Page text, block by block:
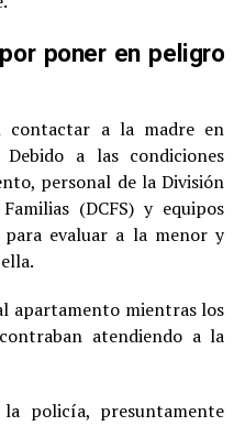
poner en peligro
contactar a la madre en
a las condiciones
personal de la División
(DCFS) y equipos
evaluar a la menor y
apartamento mientras los
atendiendo a la
policía, presuntamente